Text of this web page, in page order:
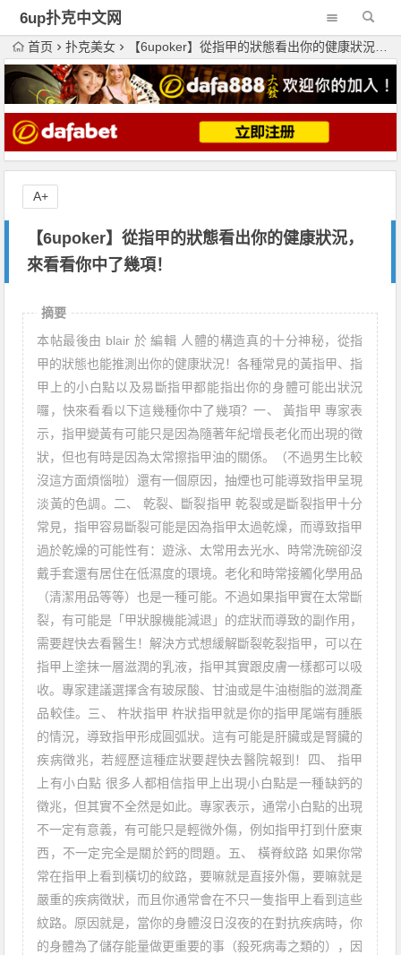
6up扑克中文网
首页 扑克美女 【6upoker】從指甲的狀態看出你的健康狀況，來看看你中了幾項！
【6upoker】從指甲的狀態看出你的健康狀況，
來看看你中了幾項！
A+
摘要
本帖最後由 blair 於 編輯 人體的構造真的十分神秘，從指
甲的狀態也能推測出你的健康狀況！各種常見的黃指甲、指
甲上的小白點以及易斷指甲都能指出你的身體可能出狀況
囉，快來看看以下這幾種你中了幾項？一、 黃指甲 專家表
示，指甲變黃有可能只是因為隨著年紀增長老化而出現的徵
狀，但也有時是因為太常擦指甲油的關係。（不過男生比較
沒這方面煩惱啦）還有一個原因，抽煙也可能導致指甲呈現
淡黃的色調。二、 乾裂、斷裂指甲 乾裂或是斷裂指甲十分
常見，指甲容易斷裂可能是因為指甲太過乾燥，而導致指甲
過於乾燥的可能性有：遊泳、太常用去光水、時常洗碗卻沒
戴手套還有居住在低濕度的環境。老化和時常接觸化學用品
（清潔用品等等）也是一種可能。不過如果指甲實在太常斷
裂，有可能是「甲狀腺機能減退」的症狀而導致的副作用，
需要趕快去看醫生！解決方式想緩解斷裂乾裂指甲，可以在
指甲上塗抹一層滋潤的乳液，指甲其實跟皮膚一樣都可以吸
收。專家建議選擇含有玻尿酸、甘油或是牛油樹脂的滋潤產
品較佳。三、 杵狀指甲 杵狀指甲就是你的指甲尾端有腫脹
的情況，導致指甲形成圓弧狀。這有可能是肝臟或是腎臟的
疾病徵兆，若經歷這種症狀要趕快去醫院報到！四、 指甲
上有小白點 很多人都相信指甲上出現小白點是一種缺鈣的
徵兆，但其實不全然是如此。專家表示，通常小白點的出現
不一定有意義，有可能只是輕微外傷，例如指甲打到什麼東
西，不一定完全是關於鈣的問題。五、 橫脊紋路 如果你常
常在指甲上看到橫切的紋路，要嘛就是直接外傷，要嘛就是
嚴重的疾病徵狀，而且你通常會在不只一隻指甲上看到這些
紋路。原因就是，當你的身體沒日沒夜的在對抗疾病時，你
的身體為了儲存能量做更重要的事（殺死病毒之類的），因